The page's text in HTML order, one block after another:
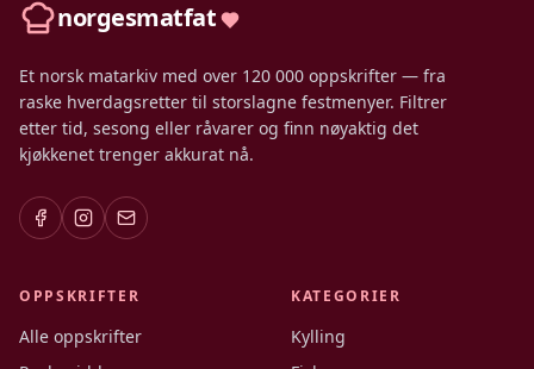
norgesmatfat
Et norsk matarkiv med over 120 000 oppskrifter — fra
raske hverdagsretter til storslagne festmenyer. Filtrer
etter tid, sesong eller råvarer og finn nøyaktig det
kjøkkenet trenger akkurat nå.
OPPSKRIFTER
Alle oppskrifter
KATEGORIER
Kylling